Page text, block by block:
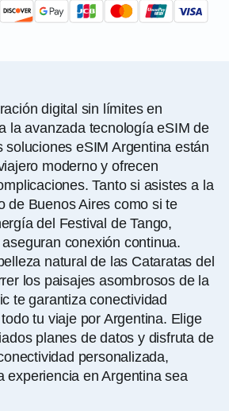
digital sin límites en
la avanzada tecnología eSIM de
soluciones eSIM Argentina están
moderno y ofrecen
Tanto si asistes a la
de Buenos Aires como si te
del Festival de Tango,
conexión continua.
natural de las Cataratas del
los paisajes asombrosos de la
te garantiza conectividad
tu viaje por Argentina. Elige
planes de datos y disfruta de
personalizada,
experiencia en Argentina sea